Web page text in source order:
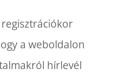
a weboldalon
hírlevél